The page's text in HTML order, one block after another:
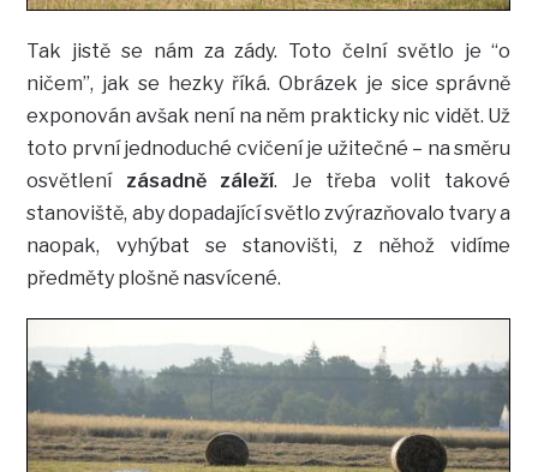
Tak jistě se nám za zády. Toto čelní světlo je “o
ničem”, jak se hezky říká. Obrázek je sice správně
exponován avšak není na něm prakticky nic vidět. Už
toto první jednoduché cvičení je užitečné – na směru
osvětlení zásadně záleží. Je třeba volit takové
stanoviště, aby dopadající světlo zvýrazňovalo tvary a
naopak, vyhýbat se stanovišti, z něhož vidíme
předměty plošně nasvícené.